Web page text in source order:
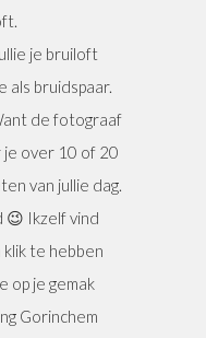
je bruiloft
als bruidspaar.
de fotograaf
over 10 of 20
van jullie dag.
😉 Ikzelf vind
te hebben
op je gemak
Gorinchem